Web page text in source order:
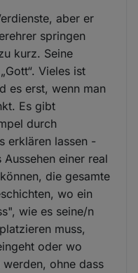
aber er
springen
kurz. Seine
Vieles ist
es erst, wenn man
Es gibt
durch
erklären lassen -
einer real
die gesamte
wo ein
wie es seine/n
muss,
oder wo
ohne dass